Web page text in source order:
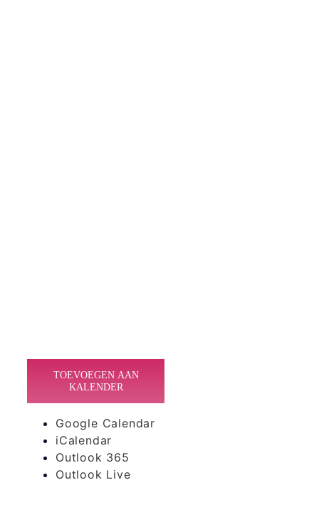
TOEVOEGEN AAN
KALENDER
Google Calendar
iCalendar
Outlook 365
Outlook Live